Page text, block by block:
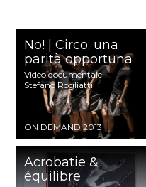
No! | Circo: una
parità opportuna
Video documentale
Stefano Rogliatti
ON DEMAND 2013
Acrobatie &
équilibre